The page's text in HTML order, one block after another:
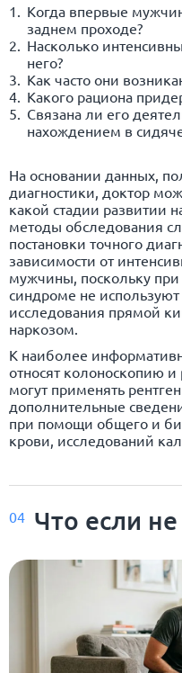
Когда впервые
заднем проходе?
Насколько
него?
Как часто они
Какого рациона
Связана ли его
нахождением в
На основании данных,
диагностики, доктор
какой стадии развитии
методы обследования
постановки точного
зависимости от
мужчины, поскольку
синдроме не
исследования прямой
наркозом.
К наиболее
относят колоноскопию
могут применять
дополнительные
при помощи общего и
крови, исследований
04 Что если